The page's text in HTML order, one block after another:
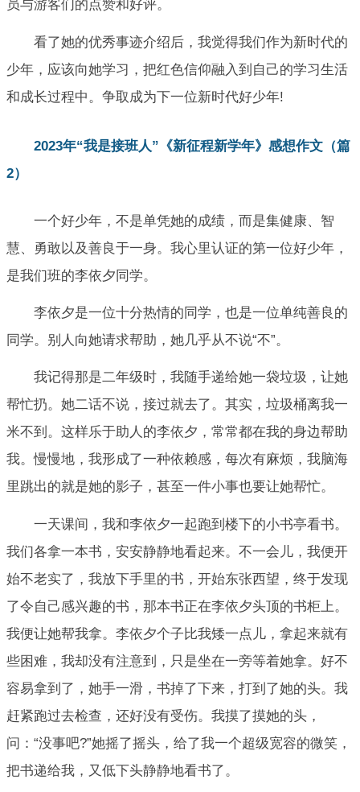
员与游客们的点赞和好评。
看了她的优秀事迹介绍后，我觉得我们作为新时代的
少年，应该向她学习，把红色信仰融入到自己的学习生活
和成长过程中。争取成为下一位新时代好少年!
2023年“我是接班人”《新征程新学年》感想作文（篇
2）
一个好少年，不是单凭她的成绩，而是集健康、智
慧、勇敢以及善良于一身。我心里认证的第一位好少年，
是我们班的李依夕同学。
李依夕是一位十分热情的同学，也是一位单纯善良的
同学。别人向她请求帮助，她几乎从不说“不”。
我记得那是二年级时，我随手递给她一袋垃圾，让她
帮忙扔。她二话不说，接过就去了。其实，垃圾桶离我一
米不到。这样乐于助人的李依夕，常常都在我的身边帮助
我。慢慢地，我形成了一种依赖感，每次有麻烦，我脑海
里跳出的就是她的影子，甚至一件小事也要让她帮忙。
一天课间，我和李依夕一起跑到楼下的小书亭看书。
我们各拿一本书，安安静静地看起来。不一会儿，我便开
始不老实了，我放下手里的书，开始东张西望，终于发现
了令自己感兴趣的书，那本书正在李依夕头顶的书柜上。
我便让她帮我拿。李依夕个子比我矮一点儿，拿起来就有
些困难，我却没有注意到，只是坐在一旁等着她拿。好不
容易拿到了，她手一滑，书掉了下来，打到了她的头。我
赶紧跑过去检查，还好没有受伤。我摸了摸她的头，
问：“没事吧?”她摇了摇头，给了我一个超级宽容的微笑，
把书递给我，又低下头静静地看书了。